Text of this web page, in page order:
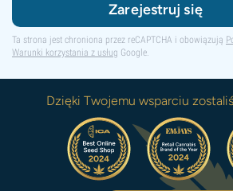
Zarejestruj się
Ta strona jest chroniona przez reCAPTCHA i obowiązują
Warunki korzystania z usług Google.
Dzięki Twojemu wsparciu